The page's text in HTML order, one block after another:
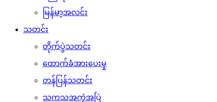
မြန်မာ့အလင်း
သတင်း
တိုက်ပွဲသတင်း
ထောက်ခံအားပေးမှု
တန်ပြန်သတင်း
သကသအကွဲအပြဲ